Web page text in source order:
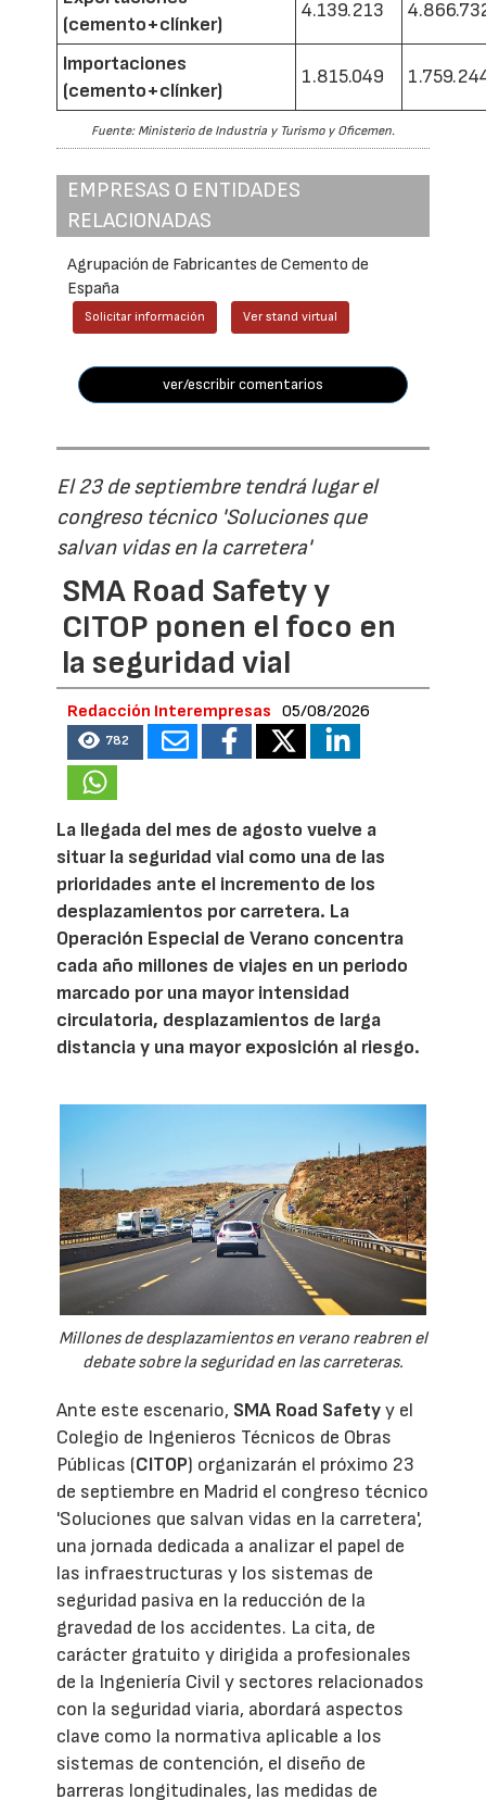
(cemento+clínker)
4.139.213
Importaciones
(cemento+clínker)
1.815.049
Fuente: Ministerio de Industria y Turismo y Oficemen.
EMPRESAS O ENTIDADES
RELACIONADAS
Agrupación de Fabricantes de Cemento de
España
Solicitar información Ver stand virtual
ver/escribir comentarios
El 23 de septiembre tendrá lugar el
congreso técnico 'Soluciones que
salvan vidas en la carretera'
SMA Road Safety y
CITOP ponen el foco en
la seguridad vial
Redacción Interempresas 05/08/2026
782
La llegada del mes de agosto vuelve a
situar la seguridad vial como una de las
prioridades ante el incremento de los
desplazamientos por carretera. La
Operación Especial de Verano concentra
cada año millones de viajes en un periodo
marcado por una mayor intensidad
circulatoria, desplazamientos de larga
distancia y una mayor exposición al riesgo.
Millones de desplazamientos en verano reabren el
debate sobre la seguridad en las carreteras.
Ante este escenario, SMA Road Safetyy el
Colegio de Ingenieros Técnicos de Obras
Públicas (CITOP) organizarán el próximo 23
de septiembre en Madrid el congreso técnico
'Soluciones que salvan vidas en la carretera',
una jornada dedicada a analizar el papel de
las infraestructuras y los sistemas de
seguridad pasiva en la reducción de la
gravedad de los accidentes. La cita, de
carácter gratuito y dirigida a profesionales
de la Ingeniería Civil y sectores relacionados
con la seguridad viaria, abordará aspectos
clave como la normativa aplicable a los
sistemas de contención, el diseño de
barreras longitudinales, las medidas de